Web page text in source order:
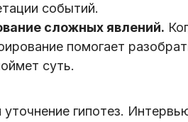
событий.
сложных явлений.
помогает
суть.
уточнение гипотез.